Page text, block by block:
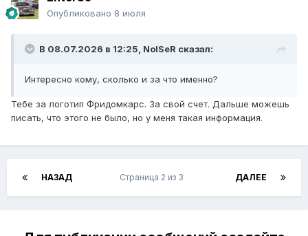
Опубликовано 8 июля
В 08.07.2026 в 12:25, NoISeR сказал:
Интересно кому, сколько и за что именно?
Тебе за логотип Фридомкарс. За свой счет. Дальше можешь
писать, что этого не было, но у меня такая информация.
НАЗАД ДАЛЕЕ
Страница 2 из 3